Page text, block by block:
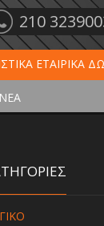
210
ΕΤΑΙΡΙΚΑ
ΝΕΑ